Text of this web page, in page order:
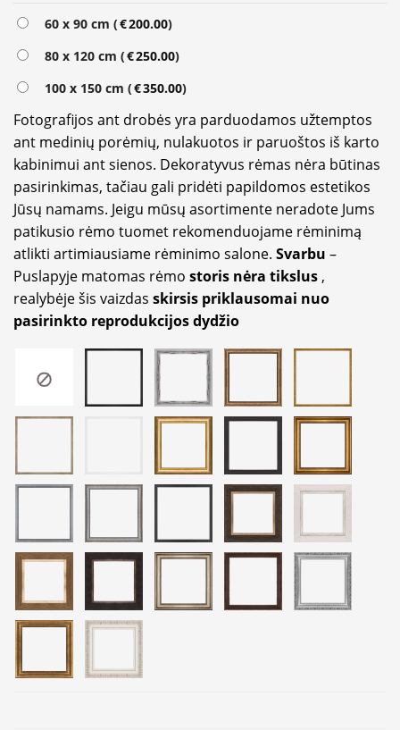
60 x 90 cm (€200.00)
80 x 120 cm (€250.00)
100 x 150 cm (€350.00)
Fotografijos ant drobės yra parduodamos užtemptos
ant medinių porėmių, nulakuotos ir paruoštos iš karto
kabinimui ant sienos. Dekoratyvus rėmas nėra būtinas
pasirinkimas, tačiau gali pridėti papildomos estetikos
Jūsų namams. Jeigu mūsų asortimente neradote Jums
patikusio rėmo tuomet rekomenduojame rėminimą
atlikti artimiausiame rėminimo salone. Svarbu –
Puslapyje matomas rėmo storis nėra tikslus ,
realybėje šis vaizdas skirsis priklausomai nuo
pasirinkto reprodukcijos dydžio
Alternative: